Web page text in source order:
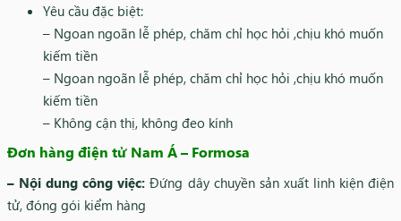
Yêu cầu đặc biệt:
– Ngoan ngoãn lễ phép, chăm chỉ học hỏi ,chịu khó muốn
kiếm tiền
– Ngoan ngoãn lễ phép, chăm chỉ học hỏi ,chịu khó muốn
kiếm tiền
– Không cận thị, không đeo kính
Đơn hàng điện tử Nam Á – Formosa
– Nội dung công việc:Đứng dây chuyền sản xuất linh kiện điện
tử, đóng gói kiểm hàng